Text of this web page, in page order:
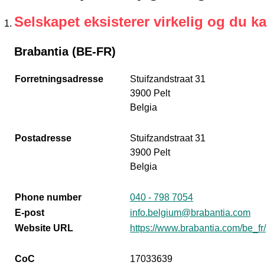
Selskapet eksisterer virkelig og du
Brabantia (BE-FR)
Forretningsadresse
Stuifzandstraat 31
3900 Pelt
Belgia
Postadresse
Stuifzandstraat 31
3900 Pelt
Belgia
Phone number
040 - 798 7054
E-post
info.belgium@brabantia.com
Website URL
https://www.brabantia.com/be_fr/
CoC
17033639